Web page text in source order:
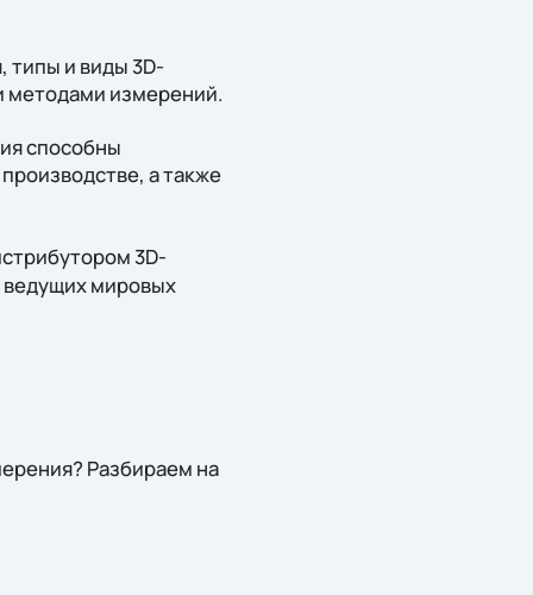
типы и виды 3D-
методами измерений.
способны
а также
3D-
ведущих мировых
Разбираем на